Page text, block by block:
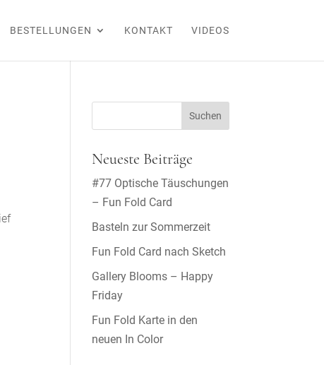
BESTELLUNGEN KONTAKT VIDEOS
Neueste Beiträge
#77 Optische Täuschungen
– Fun Fold Card
Basteln zur Sommerzeit
Fun Fold Card nach Sketch
Gallery Blooms – Happy
Friday
Fun Fold Karte in den
neuen In Color